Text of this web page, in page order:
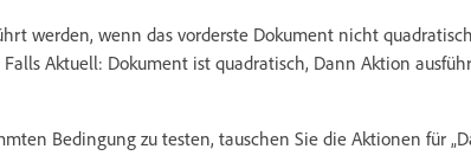
werden, wenn das vorderste Dokument nicht
Aktuell: Dokument ist quadratisch, Dann Aktion
Bedingung zu testen, tauschen Sie die Aktionen für